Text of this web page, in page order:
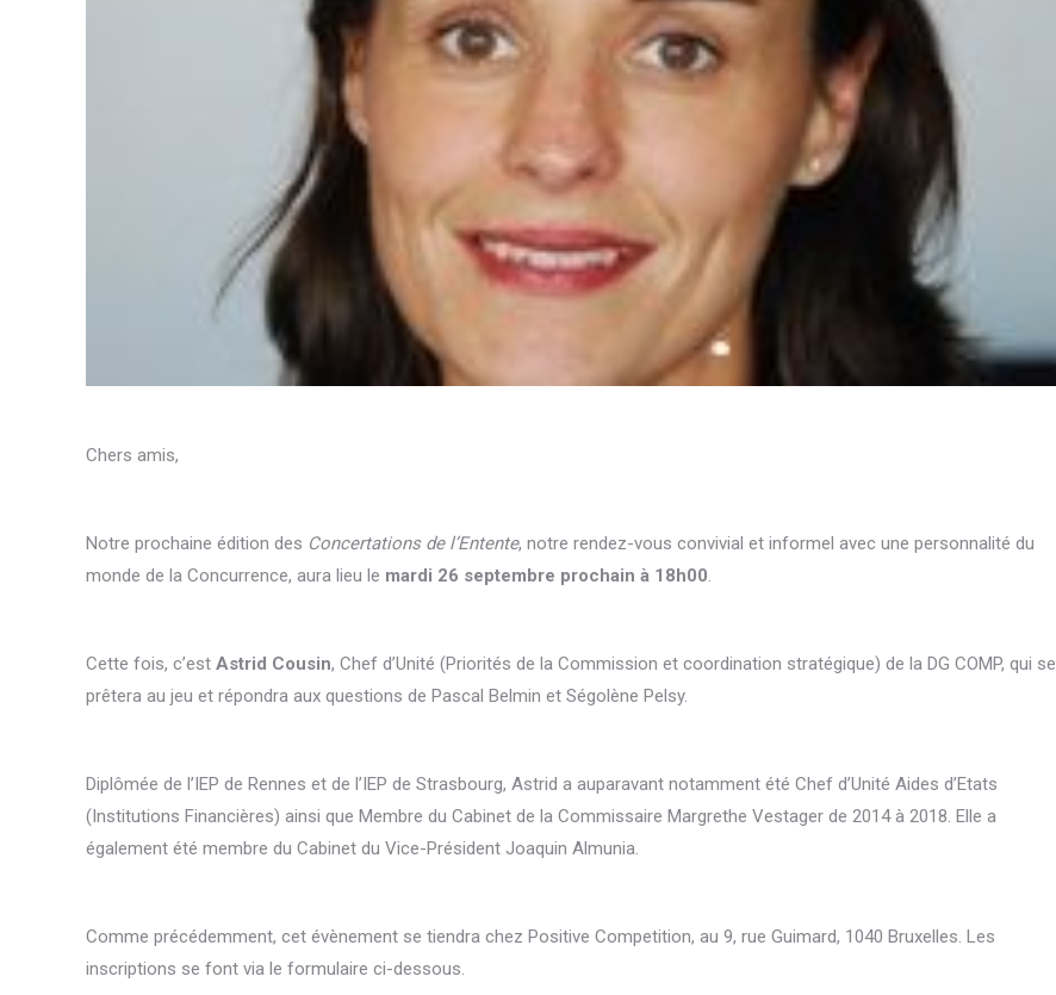
Chers amis,
Notre prochaine édition des Concertations de l’Entente, notre rendez-vous convivial et informel avec une personnalité du
monde de la Concurrence, aura lieu le mardi 26 septembre prochain à 18h00
Cette fois, c’est Astrid Cousin, Chef d’Unité (Priorités de la Commission et coordination stratégique) de la DG COMP, qui se
prêtera au jeu et répondra aux questions de Pascal Belmin et Ségolène Pelsy.
Diplômée de l’IEP de Rennes et de l’IEP de Strasbourg, Astrid a auparavant notamment été Chef d’Unité Aides d’Etats
(Institutions Financières) ainsi que Membre du Cabinet de la Commissaire Margrethe Vestager de 2014 à 2018. Elle a
également été membre du Cabinet du Vice-Président Joaquin Almunia.
Comme précédemment, cet évènement se tiendra chez Positive Competition, au 9, rue Guimard, 1040 Bruxelles. Les
inscriptions se font via le formulaire ci-dessous.